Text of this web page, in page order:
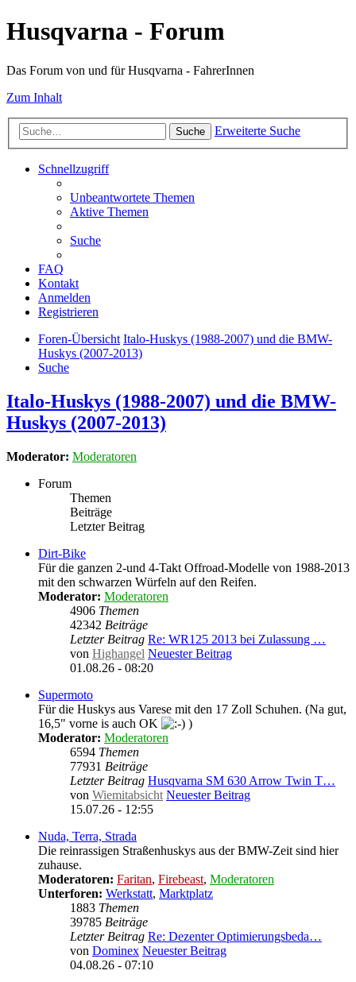
Husqvarna - Forum
Das Forum von und für Husqvarna - FahrerInnen
Zum Inhalt
Suche Erweiterte Suche
Schnellzugriff
Unbeantwortete Themen
Aktive Themen
Suche
FAQ
Kontakt
Anmelden
Registrieren
Foren-Übersicht Italo-Huskys (1988-2007) und die BMW-
Huskys (2007-2013)
Suche
Italo-Huskys (1988-2007) und die BMW-
Huskys (2007-2013)
Moderator: Moderatoren
Forum
Themen
Beiträge
Letzter Beitrag
Dirt-Bike
Für die ganzen 2-und 4-Takt Offroad-Modelle von 1988-2013
mit den schwarzen Würfeln auf den Reifen.
Moderator: Moderatoren
4906 Themen
42342 Beiträge
Letzter Beitrag Re: WR125 2013 bei Zulassung …
von Highangel Neuester Beitrag
01.08.26 - 08:20
Supermoto
Für die Huskys aus Varese mit den 17 Zoll Schuhen. (Na gut,
16,5" vorne is auch OK
)
Moderator: Moderatoren
6594 Themen
77931 Beiträge
Letzter Beitrag Husqvarna SM 630 Arrow Twin T…
von Wiemitabsicht Neuester Beitrag
15.07.26 - 12:55
Nuda, Terra, Strada
Die reinrassigen Straßenhuskys aus der BMW-Zeit sind hier
zuhause.
Moderatoren: Faritan, Firebeast, Moderatoren
Unterforen: Werkstatt, Marktplatz
1883 Themen
39785 Beiträge
Letzter Beitrag Re: Dezenter Optimierungsbeda…
von Dominex Neuester Beitrag
04.08.26 - 07:10